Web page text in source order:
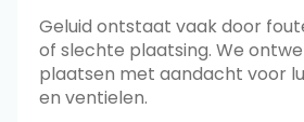
Geluid ontstaat vaak door
of slechte plaatsing. We
plaatsen met aandacht voor
en ventielen.